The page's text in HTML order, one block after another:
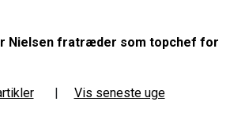
Nielsen fratræder som topchef for
| Vis seneste uge